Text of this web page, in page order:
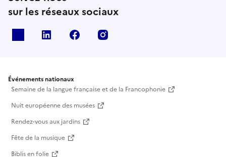
sur les réseaux sociaux
Linkedin Facebook
Événements nationaux
Semaine de la langue française et de la Francophonie
Nuit européenne des musées
Rendez-vous aux jardins
Fête de la musique
Biblis en folie